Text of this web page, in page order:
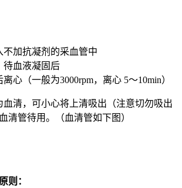
加抗凝剂的采血管中
血液凝固后
（一般为3000rpm，离心 5～10min）
清，可小心将上清吸出（注意切勿吸出
清管待用。（血清管如下图）
则：